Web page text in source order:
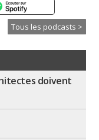
Tous les podcasts >
doivent